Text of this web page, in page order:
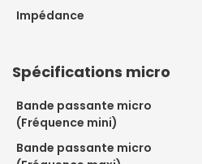
Impédance
Spécifications micro
Bande passante micro
(Fréquence mini)
Bande passante micro